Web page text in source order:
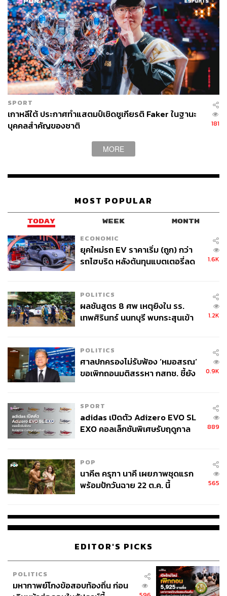
TAGS: League of Legends World Championship 2025
League of Legends World Championship
SPORT
เกาหลีใต้ ประกาศทำแสตมป์เชิดชูเกียรติ Faker ในฐานะ
บุคคลสำคัญของชาติ
181
MORE
MOST POPULAR
TODAY WEEK MONTH
ECONOMIC
ยุคใหม่รถ EV ราคาเริ่ม (ถูก) กว่า
รถไฮบริด หลังต้นทุนแบตเตอรี่ลด
1.6K
POLITICS
ผลชันสูตร 8 ศพ เหตุยิงใน รร.
เทพศิรินทร์ นนทบุรี พบกระสุนเข้า
1.2K
POLITICS
ศาลปกครองไม่รับฟ้อง ‘หมอสรณ’
ขอเพิกถอนมติสรรหา กสทช. ชี้ยัง
0.9K
SPORT
adidas เปิดตัว Adizero EVO SL
EXO คอลเล็กชันพิเศษรับฤดูกาล
889
POP
นาคี๓ ครุฑา นาคี เผยภาพชุดแรก
พร้อมปักวันฉาย 22 ต.ค. นี้
565
EDITOR'S PICKS
POLITICS
มหากาพย์โกงข้อสอบท้องถิ่น ก่อน